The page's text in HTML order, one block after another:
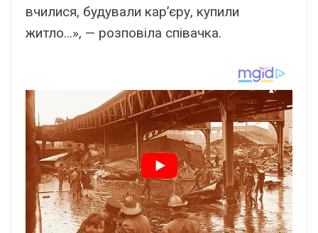
вчилися, будували кар’єру, купили
житло…», — розповіла співачка.